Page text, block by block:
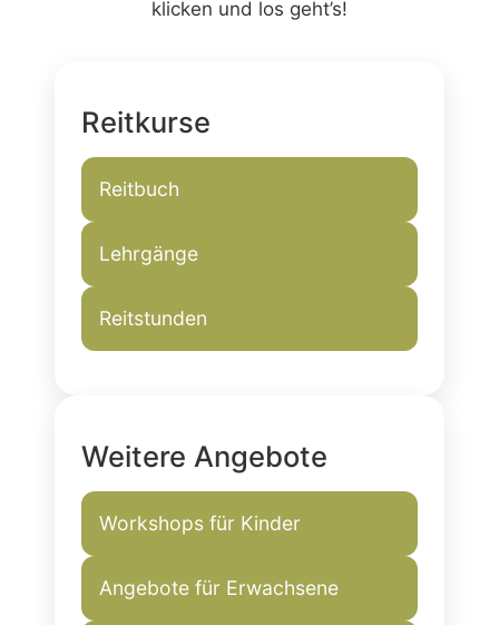
klicken und los geht’s!
Reitkurse
Reitbuch
Lehrgänge
Reitstunden
Weitere Angebote
Workshops für Kinder
Angebote für Erwachsene